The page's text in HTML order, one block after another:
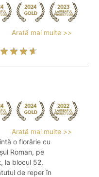
Arată mai multe >>
Arată mai multe >>
o florărie cu
Roman, pe
la blocul 52.
de reper în